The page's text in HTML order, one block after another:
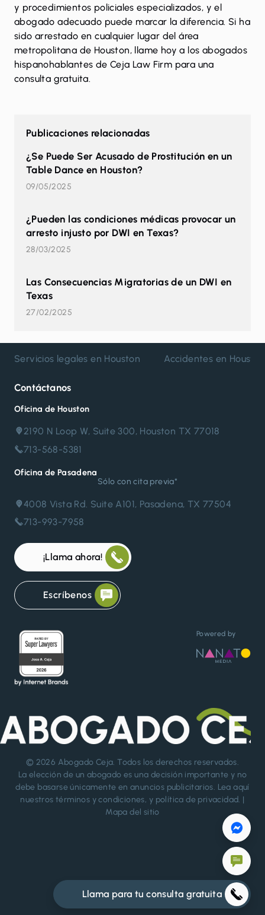
y procedimientos policiales especializados, y el
abogado adecuado puede marcar la diferencia. Si ha
sido arrestado en cualquier lugar del área
metropolitana de Houston, llame hoy a los abogados
hispanohablantes de Ceja Law Firm para una
consulta gratuita.
Publicaciones relacionadas
¿Se Puede Ser Acusado de Prostitución en un
Table Dance en Houston?
09/05/2025
¿Pueden las condiciones médicas provocar un
arresto injusto por DWI en Texas?
28/03/2025
Las Consecuencias Migratorias de un DWI en
Texas
27/02/2025
Servicios legales en Houston Accidentes en Houston
Contáctanos
Oficina de Houston
2190 N Loop W, Suite 300, Houston TX 77018
713-568-5381
Oficina de Pasadena
Sólo con cita previa*
4008 Vista Rd. Suite A101, Pasadena, TX 77504
713-993-7958
¡Llama ahora!
Escríbenos
Powered by
© 2026 Abogado Ceja. Todos los derechos reservados.
La elección de un abogado es una decisión importante y no
debe basarse únicamente en anuncios publicitarios. Lea aquí
nuestrostérminos y condiciones, y política de privacidad. |
Mapa del sitio
Llama para tu consulta gratuita